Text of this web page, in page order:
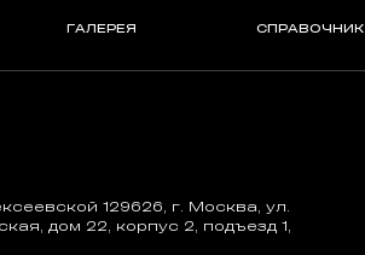
ГАЛЕРЕЯ СПРАВОЧНИК
129626, г. Москва, ул.
дом 22, корпус 2, подъезд 1,